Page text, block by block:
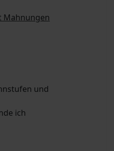
Mahnungen
und
ich